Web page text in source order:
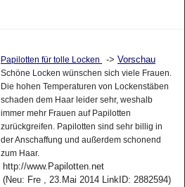
Papilotten für tolle Locken -> Vorschau
Schöne Locken wünschen sich viele Frauen.
Die hohen Temperaturen von Lockenstäben
schaden dem Haar leider sehr, weshalb
immer mehr Frauen auf Papilotten
zurückgreifen. Papilotten sind sehr billig in
der Anschaffung und außerdem schonend
zum Haar.
http://www.Papilotten.net
(Neu: Fre , 23.Mai 2014 LinkID: 2882594)